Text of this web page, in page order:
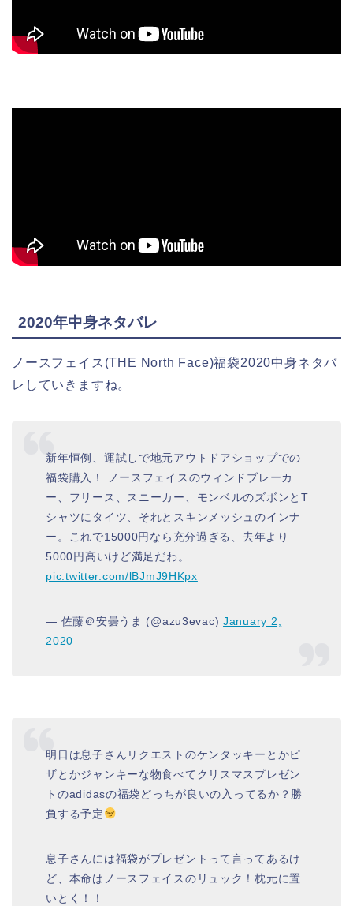
2020年中身ネタバレ
ノースフェイス(THE North Face)福袋2020中身ネタバ
レしていきますね。
新年恒例、運試しで地元アウトドアショップでの
福袋購入！ ノースフェイスのウィンドブレーカ
ー、フリース、スニーカー、モンベルのズボンとT
シャツにタイツ、それとスキンメッシュのインナ
ー。これで15000円なら充分過ぎる、去年より
5000円高いけど満足だわ。
pic.twitter.com/lBJmJ9HKpx
— 佐藤＠安曇うま (@azu3evac)January 2,
2020
明日は息子さんリクエストのケンタッキーとかピ
ザとかジャンキーな物食べてクリスマスプレゼン
トのadidasの福袋どっちが良いの入ってるか？勝
負する予定
息子さんには福袋がプレゼントって言ってあるけ
ど、本命はノースフェイスのリュック！枕元に置
いとく！！